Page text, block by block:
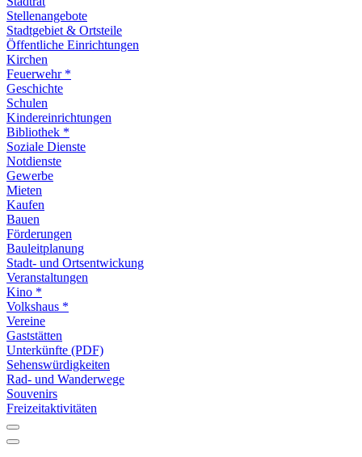
Stellenangebote
Stadtgebiet & Ortsteile
Öffentliche Einrichtungen
Kirchen
Feuerwehr *
Geschichte
Schulen
Kindereinrichtungen
Bibliothek *
Soziale Dienste
Notdienste
Gewerbe
Mieten
Kaufen
Bauen
Förderungen
Bauleitplanung
Stadt- und Ortsentwickung
Veranstaltungen
Kino *
Volkshaus *
Vereine
Gaststätten
Unterkünfte (PDF)
Sehenswürdigkeiten
Rad- und Wanderwege
Souvenirs
Freizeitaktivitäten